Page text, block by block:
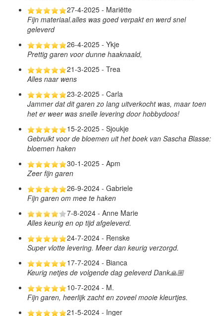
27-4-2025 - Mariëtte
Fijn materiaal.alles was goed verpakt en werd snel
geleverd
26-4-2025 - Ykje
Prettig garen voor dunne haaknaald,
21-3-2025 - Trea
Alles naar wens
23-2-2025 - Carla
Jammer dat dit garen zo lang uitverkocht was, maar toen
het er weer was snelle levering door hobbydoos!
15-2-2025 - Sjoukje
Gebruikt voor de bloemen uit het boek van Sascha Blasse:
bloemen haken
30-1-2025 - Apm
Zeer fijn garen
26-9-2024 - Gabriele
Fijn garen om mee te haken
7-8-2024 - Anne Marie
Alles keurig en op tijd afgeleverd.
24-7-2024 - Renske
Super vlotte levering. Meer dan keurig verzorgd.
17-7-2024 - Bianca
Keurig netjes de volgende dag geleverd Dank🙏🏼
10-7-2024 - M.
Fijn garen, heerlijk zacht en zoveel mooie kleurtjes.
21-5-2024 - Inger